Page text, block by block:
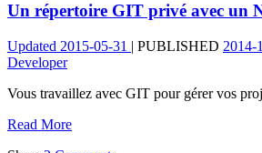
Un répertoire GIT privé avec un
Updated 2015-05-31 | PUBLISHED 2014-
Developer
Vous travaillez avec GIT pour gérer vos
Read More